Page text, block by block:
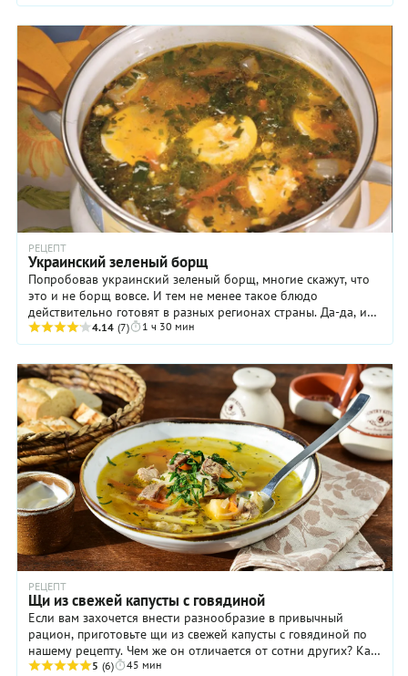
РЕЦЕПТ
Украинский зеленый борщ
Попробовав украинский зеленый борщ, многие скажут, что
это и не борщ вовсе. И тем не менее такое блюдо
действительно готовят в разных регионах страны. Да-да, и
свеклу не добавляют! Чаще всего, ...
4.14 (7) 1 ч 30 мин
РЕЦЕПТ
Щи из свежей капусты с говядиной
Если вам захочется внести разнообразие в привычный
рацион, приготовьте щи из свежей капусты с говядиной по
нашему рецепту. Чем же он отличается от сотни других? Как
минимум тем, что в составе щей ...
5 (6) 45 мин